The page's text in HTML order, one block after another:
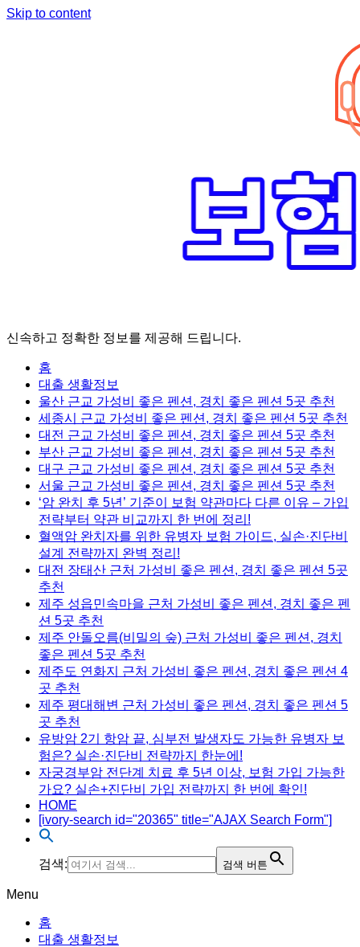
Skip to content
신속하고 정확한 정보를 제공해 드립니다.
홈
대출 생활정보
울산 근교 가성비 좋은 펜션, 경치 좋은 펜션 5곳 추천
세종시 근교 가성비 좋은 펜션, 경치 좋은 펜션 5곳 추천
대전 근교 가성비 좋은 펜션, 경치 좋은 펜션 5곳 추천
부산 근교 가성비 좋은 펜션, 경치 좋은 펜션 5곳 추천
대구 근교 가성비 좋은 펜션, 경치 좋은 펜션 5곳 추천
서울 근교 가성비 좋은 펜션, 경치 좋은 펜션 5곳 추천
‘암 완치 후 5년’ 기준이 보험 약관마다 다른 이유 – 가입
전략부터 약관 비교까지 한 번에 정리!
혈액암 완치자를 위한 유병자 보험 가이드, 실손·진단비
설계 전략까지 완벽 정리!
대전 장태산 근처 가성비 좋은 펜션, 경치 좋은 펜션 5곳
추천
제주 성읍민속마을 근처 가성비 좋은 펜션, 경치 좋은 펜
션 5곳 추천
제주 안돌오름(비밀의 숲) 근처 가성비 좋은 펜션, 경치
좋은 펜션 5곳 추천
제주도 연화지 근처 가성비 좋은 펜션, 경치 좋은 펜션 4
곳 추천
제주 평대해변 근처 가성비 좋은 펜션, 경치 좋은 펜션 5
곳 추천
유방암 2기 항암 끝, 심부전 발생자도 가능한 유병자 보
험은? 실손·진단비 전략까지 한눈에!
자궁경부암 전단계 치료 후 5년 이상, 보험 가입 가능한
가요? 실손+진단비 가입 전략까지 한 번에 확인!
HOME
[ivory-search id="20365" title="AJAX Search Form"]
검색: 검색 버튼
Menu
홈
대출 생활정보